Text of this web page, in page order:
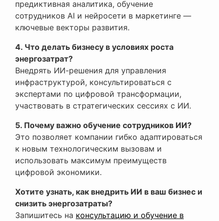
предиктивная аналитика, обучение
сотрудников AI и нейросети в маркетинге —
ключевые векторы развития.
4. Что делать бизнесу в условиях роста
энергозатрат?
Внедрять ИИ-решения для управления
инфраструктурой, консультироваться с
экспертами по цифровой трансформации,
участвовать в стратегических сессиях с ИИ.
5. Почему важно обучение сотрудников ИИ?
Это позволяет компании гибко адаптироваться
к новым технологическим вызовам и
использовать максимум преимуществ
цифровой экономики.
Хотите узнать, как внедрить ИИ в ваш бизнес и
снизить энергозатраты?
Запишитесь на консультацию и обучение в